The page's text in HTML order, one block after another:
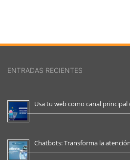
ENTRADAS RECIENTES
Usa tu web como canal principal
Chatbots: Transforma la